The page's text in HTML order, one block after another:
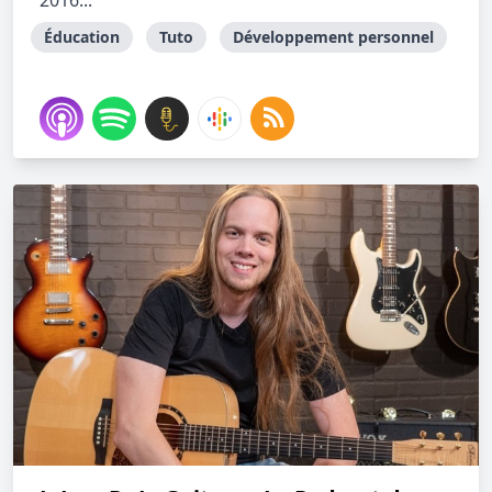
Éducation Tuto Développement personnel